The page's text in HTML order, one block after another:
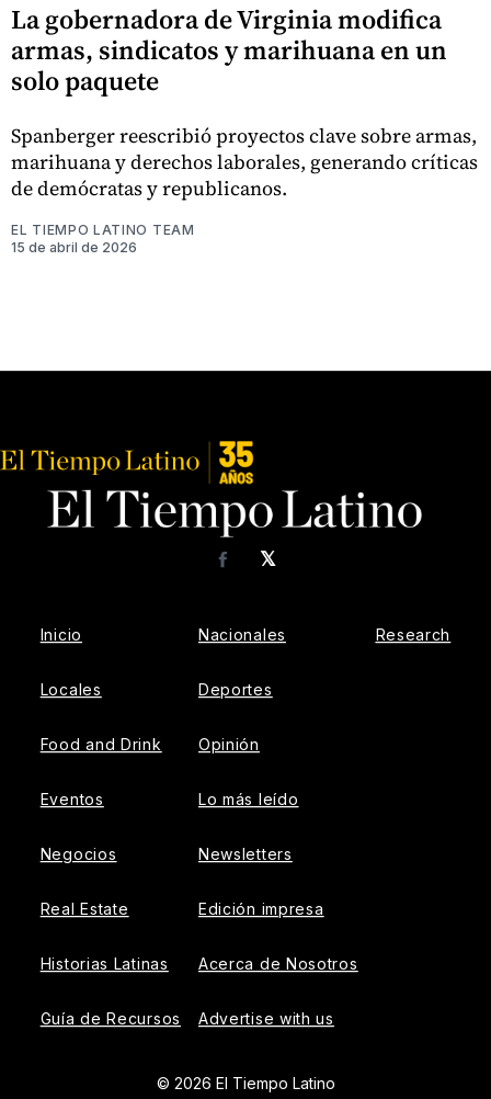
La gobernadora de Virginia modifica
armas, sindicatos y marihuana en un
solo paquete
Spanberger reescribió proyectos clave sobre armas,
marihuana y derechos laborales, generando críticas
de demócratas y republicanos.
EL TIEMPO LATINO TEAM
15 de abril de 2026
𝕏
Facebook
Inicio
Locales
Food and Drink
Eventos
Negocios
Real Estate
Historias Latinas
Guía de Recursos
Nacionales
Deportes
Opinión
Lo más leído
Newsletters
Edición impresa
Acerca de Nosotros
Advertise with us
Research
© 2026 El Tiempo Latino